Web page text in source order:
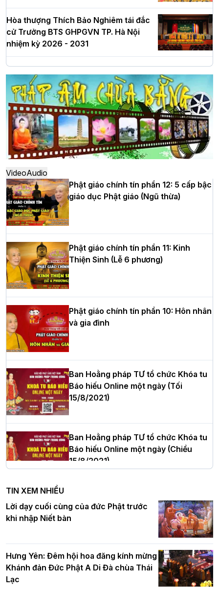
Hòa thượng Thích Bảo Nghiêm tái đắc
cử Trưởng BTS GHPGVN TP. Hà Nội
nhiệm kỳ 2026 - 2031
Hà Nội: Long trọng lễ khởi công xây
dựng Trung tâm văn hóa Phật giáo Thủ
đô
Hà Nội: Ngày tu học cuối cùng khép lại
khóa sinh hoạt Phật pháp mùa hè lần
thứ XIV tại chùa Bằng
Học yêu thương trong ngày tu tập thứ
tư của Khóa sinh hoạt Phật pháp mùa
hè tại chùa Bằng
HT.Thích Thọ Lạc được suy cử làm tân
Trưởng BTS GHPGVN tỉnh Nghệ An
Hòa thượng Thích Quảng Tùng tái đắc
cử Trưởng BTS GHPGVN thành phố Hải
Phòng nhiệm kỳ 2026 – 2031
Thượng tọa Thích Tâm Chính được suy
cử tân Trưởng ban Trị sự GHPGVN tỉnh
Hà Nội: Tăng Ni Trường hạ Bồ Đề trang
nghiêm tác pháp Tiền an cư PL.2570 –
DL.2026
chúc mừng Phật đản BTS GHPGVN TP.
Hà Nội
VideoAudio
Phật giáo chính tín phần 12: 5 cấp bậc
giáo dục Phật giáo (Ngũ thừa)
Phật giáo chính tín phần 11: Kinh
Thiện Sinh (Lễ 6 phương)
Phật giáo chính tín phần 10: Hôn nhân
và gia đình
Ban Hoằng pháp TƯ tổ chức Khóa tu
Báo hiếu Online một ngày (Tối
15/8/2021)
Ban Hoằng pháp TƯ tổ chức Khóa tu
Báo hiếu Online một ngày (Chiều
15/8/2021)
Ban Hoằng pháp TƯ tổ chức Khóa tu
Báo hiếu Online một ngày (Sáng
15/8/2021)
Tinh thần yêu nước của Phật giáo
TIN XEM NHIỀU
Lời dạy cuối cùng của đức Phật trước
khi nhập Niết bàn
Hưng Yên: Đêm hội hoa đăng kính mừng
Khánh đản Đức Phật A Di Đà chùa Thái
Lạc